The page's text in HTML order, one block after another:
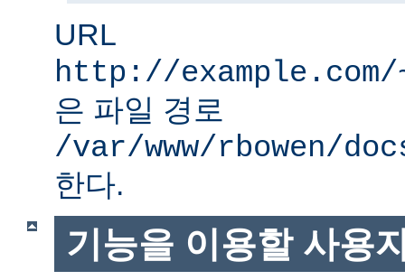
URL
http://
은 파일 경로
/var/www/rbowen/
한다.
기능을 이용할 사용